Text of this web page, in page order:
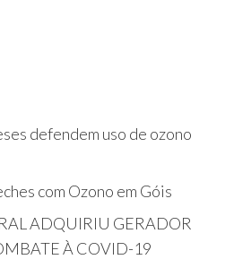
defendem uso de ozono
com Ozono em Góis
ADQUIRIU GERADOR
À COVID-19